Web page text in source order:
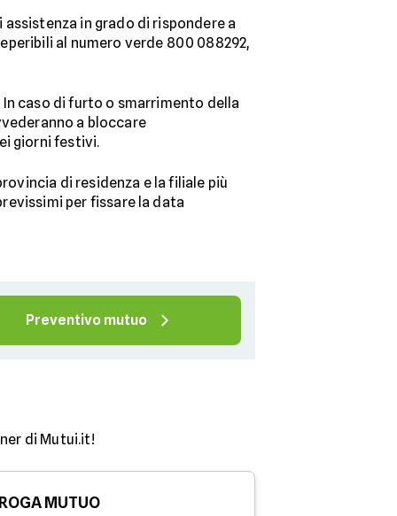
in grado di rispondere a
al numero verde 800 088292,
caso di furto o smarrimento della
a bloccare
giorni festivi.
di residenza e la filiale più
per fissare la data
Preventivo mutuo
di Mutui.it!
MUTUO